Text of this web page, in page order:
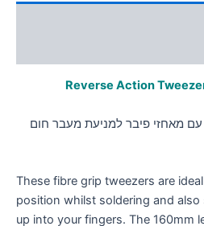
Reverse Action
מאחזי פיבר למניעת מעבר חום
These fibre grip tweezers are
position whilst soldering and
up into your fingers. The 160mm